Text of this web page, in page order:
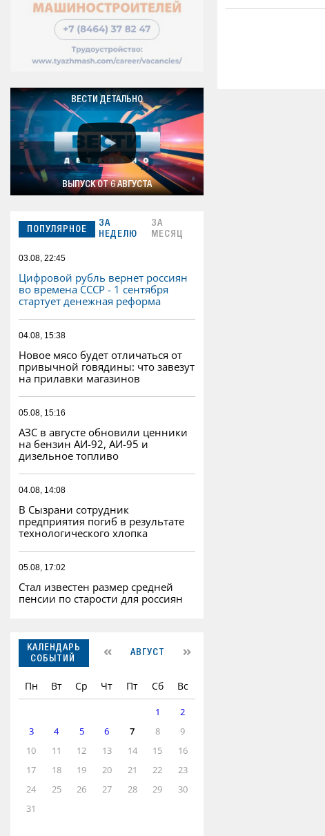
ВЕСТИ ДЕТАЛЬНО
ВЫПУСК ОТ 6 АВГУСТА
ПОПУЛЯРНОЕ
ЗА
НЕДЕЛЮ
ЗА
МЕСЯЦ
03.08, 22:45
Цифровой рубль вернет россиян
во времена СССР - 1 сентября
стартует денежная реформа
04.08, 15:38
Новое мясо будет отличаться от
привычной говядины: что завезут
на прилавки магазинов
05.08, 15:16
АЗС в августе обновили ценники
на бензин АИ-92, АИ-95 и
дизельное топливо
04.08, 14:08
В Сызрани сотрудник
предприятия погиб в результате
технологического хлопка
05.08, 17:02
Стал известен размер средней
пенсии по старости для россиян
КАЛЕНДАРЬ
СОБЫТИЙ
АВГУСТ
Пн Вт Ср Чт Пт Сб Вс
1
2
3
4 5 6 7 8
9
10
11 12 13 14 15
16
17
18 19 20 21 22
23
24
25 26 27 28 29
30
31